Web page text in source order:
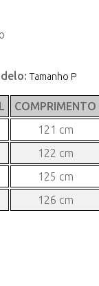
Tamanho P
COMPRIMENTO
121 cm
122 cm
125 cm
126 cm